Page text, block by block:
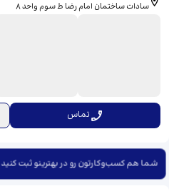
سادات ساختمان امام رضا ط سوم واحد ۸
تماس
شما هم کسب‌وکارتون رو در بهترینو ثبت کنید